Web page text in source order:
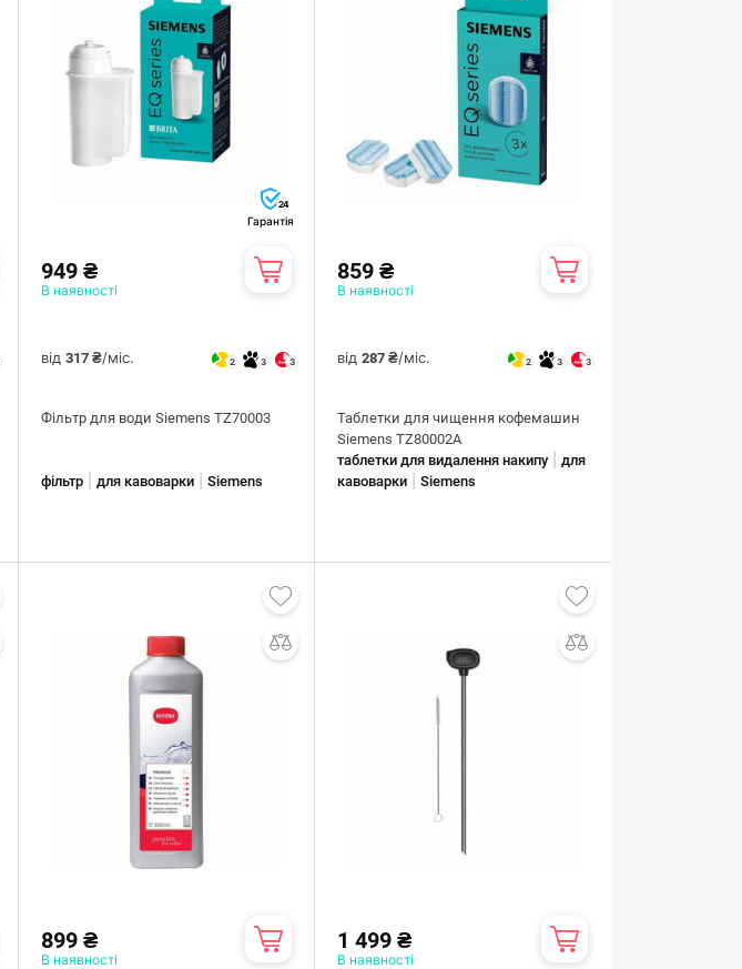
24
Гарантія
949 ₴
В наявності
від317 ₴/міс. 2 3 3
Фільтр для води Siemens TZ70003
фільтр |для кавоварки |Siemens
859 ₴
В наявності
від287 ₴/міс. 2 3 3
Таблетки для чищення кофемашин
Siemens TZ80002A
таблетки для видалення накипу |для
кавоварки |Siemens
899 ₴
В наявності
1 499 ₴
В наявності